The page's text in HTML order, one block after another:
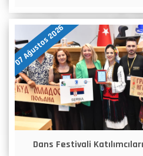
07 Ağustos 2026
Dans Festivali